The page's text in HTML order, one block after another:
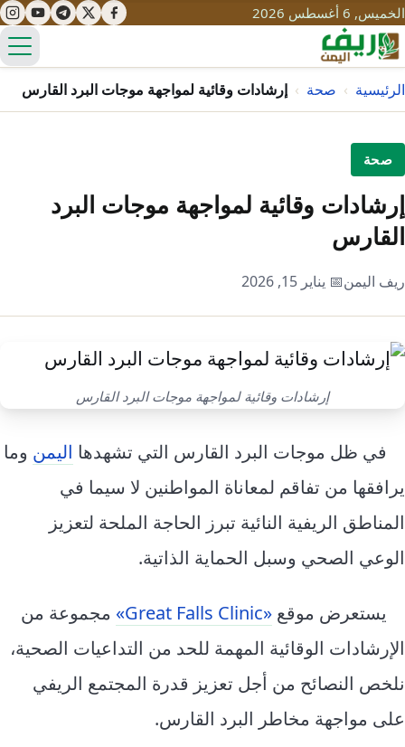
الخميس, 6 أغسطس 2026
تعليم
مياه
تنمية
قصص نجاح
سياحة
تراث
ثقافة
التغير المناخي
التلوث
حلول
إرشاد زراعي
قضايا
معيشة
قصة
قصص رقمية
تقارير صور
فيديو
الرئيسية › صحة › إرشادات وقائية لمواجهة موجات البرد القارس
صحة
إرشادات وقائية لمواجهة موجات البرد
القارس
ريف اليمن📅 يناير 15, 2026
إرشادات وقائية لمواجهة موجات البرد القارس
في ظل موجات البرد القارس التي تشهدها اليمن وما
يرافقها من تفاقم لمعاناة المواطنين لا سيما في
المناطق الريفية النائية تبرز الحاجة الملحة لتعزيز
الوعي الصحي وسبل الحماية الذاتية.
يستعرض موقع «Great Falls Clinic»
مجموعة من
الإرشادات الوقائية المهمة للحد من التداعيات الصحية،
نلخص النصائح من أجل تعزيز قدرة المجتمع الريفي
على مواجهة مخاطر البرد القارس.